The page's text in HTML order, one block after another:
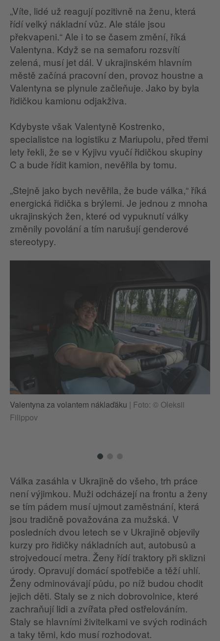
„Víte, lidé už reagují pozitivně na ženu, která
řídí velký nákladní vůz. Ale stále jsou
překvapeni.“ Ale i to se časem změní, říká
Valentyna. Když se na semaforu rozsvítí
zelená, musí jet dál. V ukrajinském hlavním
městě začíná pracovní den, provoz houstne a
Valentyna se plynule začleňuje. Jako by byla
řidičkou kamionu odjakživa.
Kdybyste však Valentyně Kostrenko,
specialistce na logistiku z Mariupolu, před třemi
lety řekli, že se v Kyjivu vyučí řidičkou skupiny
C a bude řídit kamion, nevěřila by tomu.
„Stejně jako bych nevěřila, že bude válka,“ říká
energická řidička s brýlemi. Je jednou z mnoha
ukrajinských žen, které od vypuknutí války
změnily povolání a tím narušují genderové
stereotypy.
Valentyna za volantem náklaďáku | Foto: © Oleksii
Filippov
Válka zasáhla v Ukrajině do všeho, trh práce
není výjimkou. Muži odcházejí na frontu a ženy
se tím pádem musí ujmout zaměstnání, která
jsou tradičně považována za mužská. V
posledních dvou letech se v Ukrajině objevily
kurzy pro řidičky nákladních aut, autobusů a
strojvedoucí metra. Ženy řídí traktory při sklizni
úrody. Opravují domácí spotřebiče a těží uhlí.
Ženy odminovávají půdu, po níž budou chodit
jejich děti. Staly se z nich dobrovolnice, které
zachraňují lidi a zvířata před ostřelováním.
Staly se hlavními živitelkami ve svých rodinách
a taky těmi, kdo musí rozhodovat.